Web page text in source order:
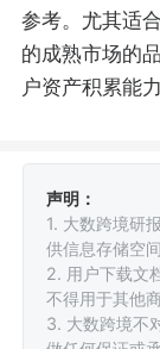
参考。尤其适
的成熟市场的
户资产积累能力
声明：
1. 大数跨境研
供信息存储空
2. 用户下载文
不得用于其他
3. 大数跨境不